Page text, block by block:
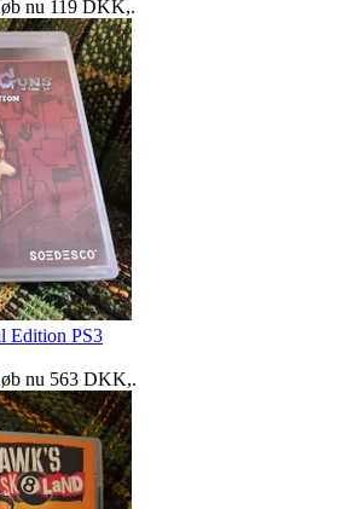
nu 119 DKK,.
Edition PS3
nu 563 DKK,.